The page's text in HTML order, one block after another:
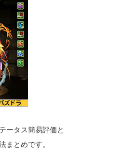
ータス簡易評価と
まとめです。